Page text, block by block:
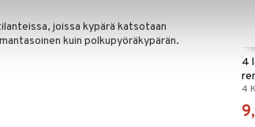
joissa kypärä katsotaan
kuin polkupyöräkypärän.
4
4